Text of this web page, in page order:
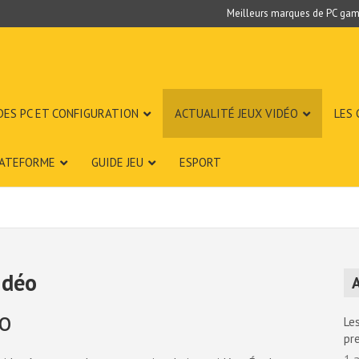
Meilleurs marques de PC
PC ET CONFIGURATION ACTUALITÉ JEUX VIDÉO LES
GUIDE JEU ESPORT